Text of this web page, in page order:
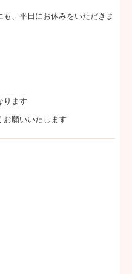
、平日にお休みをいただきま
ります
お願いいたします